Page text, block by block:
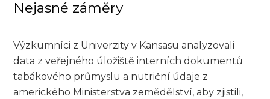
Nejasné záměry
Výzkumníci z Univerzity v Kansasu analyzovali
data z veřejného úložiště interních dokumentů
tabákového průmyslu a nutriční údaje z
amerického Ministerstva zemědělství, aby zjistili,